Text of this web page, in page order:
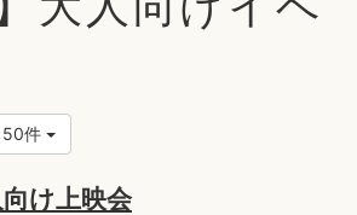
50件
向け上映会